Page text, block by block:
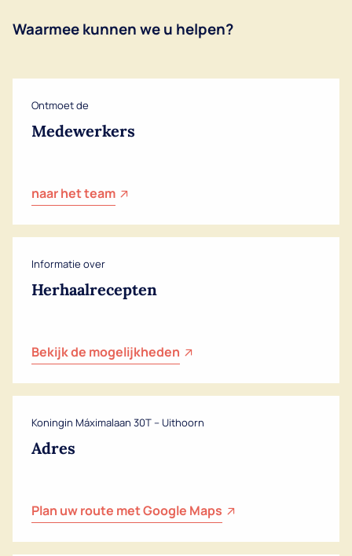
Waarmee kunnen we u helpen?
Ontmoet de
Medewerkers
naar het team
Informatie over
Herhaalrecepten
Bekijk de mogelijkheden
Koningin Máximalaan 30T – Uithoorn
Adres
Plan uw route met Google Maps